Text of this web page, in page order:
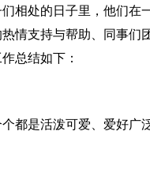
相处的日子里，他们在
情支持与帮助、同事们
总结如下：
都是活泼可爱、爱好广